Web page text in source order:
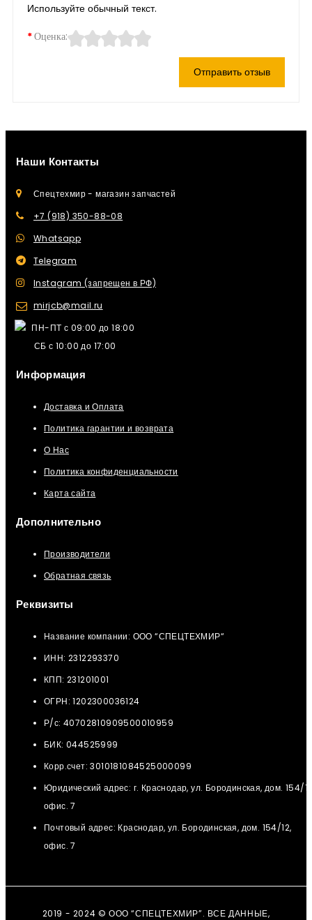
Используйте обычный текст.
Оценка:
Отправить отзыв
Наши Контакты
Спецтехмир - магазин запчастей
+7 (918) 350-88-08
Whatsapp
Telegram
Instagram (запрещен в РФ)
mirjcb@mail.ru
ПН-ПТ с 09:00 до 18:00
СБ с 10:00 до 17:00
Информация
Доставка и Оплата
Политика гарантии и возврата
О Нас
Политика конфиденциальности
Карта сайта
Дополнительно
Производители
Обратная связь
Реквизиты
Название компании: ООО “СПЕЦТЕХМИР“
ИНН: 2312293370
КПП: 231201001
ОГРН: 1202300036124
Р/с: 40702810909500010959
БИК: 044525999
Корр.счет: 3010181084525000099
Юридический адрес: г. Краснодар, ул. Бородинская, дом. 154/
офис. 7
Почтовый адрес: Краснодар, ул. Бородинская, дом. 154/12,
офис. 7
2019 - 2024 © ООО “СПЕЦТЕХМИР”. ВСЕ ДАННЫЕ,